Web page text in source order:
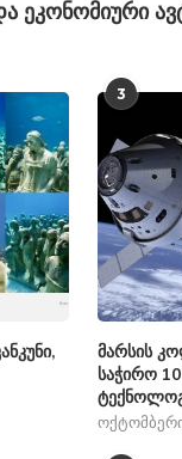
ეკონომიური
3
მარსის
საჭირო
ოქტომბერი